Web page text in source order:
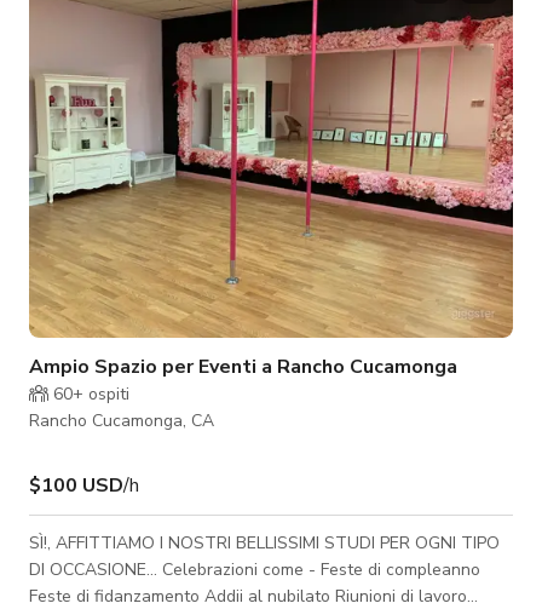
oltre 300 eventi, grandi e piccoli, adattandosi alle esigenze dei
nostri ospiti. Offriamo un'esperienza economica e siamo
Ampio Spazio per Eventi a Rancho Cucamonga
60+ ospiti
Rancho Cucamonga, CA
$100 USD/h
SÌ!, AFFITTIAMO I NOSTRI BELLISSIMI STUDI PER OGNI TIPO
DI OCCASIONE... Celebrazioni come - Feste di compleanno
Feste di fidanzamento Addii al nubilato Riunioni di lavoro